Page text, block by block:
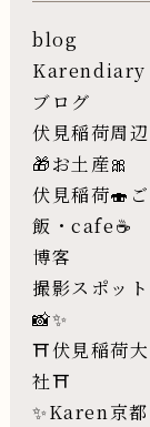
blog
Karendiary
ブログ
伏見稲荷周辺
🎁お土産🎀
伏見稲荷🍣ご
飯・cafe☕️
博客
撮影スポット
📸✨
⛩伏見稲荷大
社⛩
✨Karen京都